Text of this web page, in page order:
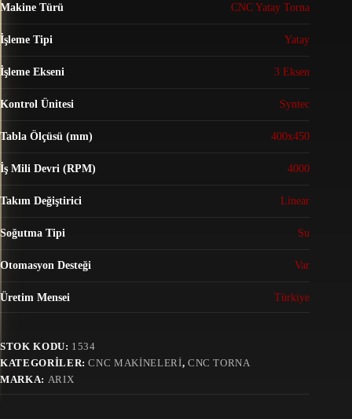
Makine Türü CNC Yatay Torna
İşleme Tipi Yatay
İşleme Ekseni 3 Eksen
Kontrol Ünitesi Syntec
Tabla Ölçüsü (mm) 400x450
İş Mili Devri (RPM) 4000
Takım Değiştirici Linear
Soğutma Tipi Su
Otomasyon Desteği Var
Üretim Mensei Türkiye
STOK KODU: 1534
KATEGORILER:CNC MAKINELERI, CNC TORNA
MARKA: ARIX